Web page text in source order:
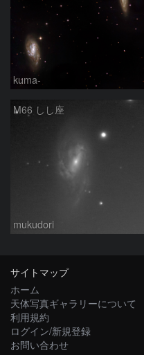
kuma-
M66 しし座
mukudori
サイトマップ
ホーム
天体写真ギャラリーについて
利用規約
ログイン/新規登録
お問い合わせ